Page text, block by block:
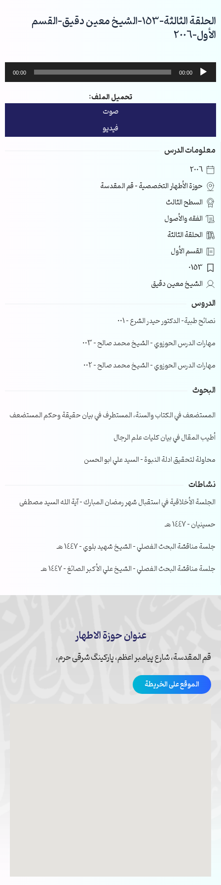
إلى
المحتوى
الحلقة الثالثة-153-الشيخ معين دقيق-القسم
الأول-2006
مشغل
الصوت
00:00
00:00
تحميل الملف:
صوت
فيديو
معلومات الدرس
2006
حوزة الأطهار التخصصية – قم المقدسة
السطح الثالث
الفقه والأصول
الحلقة الثالثة
القسم الأول
0153
الشيخ معين دقيق
الدروس
نصائح طبية- الدكتور حيدر الشرع – 001
مهارات الدرس الحوزوي – الشيخ محمد صالح – 003
مهارات الدرس الحوزوي – الشيخ محمد صالح – 002
البحوث
المستضعف في الكتاب والسنة، المستطرف في بيان حقيقة وحكم المستضعف
أطيب المقال في بيان كليات علم الرجال
محاولة لتحقيق ادلة النبوة – السيد علي ابو الحسن
نشاطات
الجلسة الأخلاقية في استقبال شهر رمضان المبارك – آية الله السيد مصطفى
حسينيان – 1447 هـ
جلسة مناقشة البحث الفصلي – الشيخ شهيد بلوي – 1447 هـ
جلسة مناقشة البحث الفصلي – الشيخ علي الأكبر الصائغ – 1447 هـ
عنوان حوزة الاطهار
قم المقدسة، شارع پیامبر اعظم، پارکینگ شرقی حرم،
الموقع على الخريطة